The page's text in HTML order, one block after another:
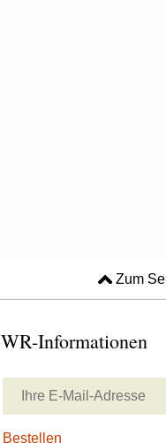
Zum
WR-Informationen